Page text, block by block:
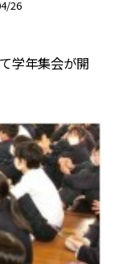
26
学年集会が開